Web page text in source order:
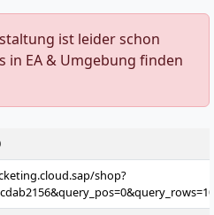
ist leider schon
in EA & Umgebung finden
shop?